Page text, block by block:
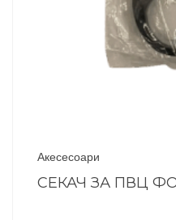
Акесесоари
СЕКАЧ ЗА ПВЦ